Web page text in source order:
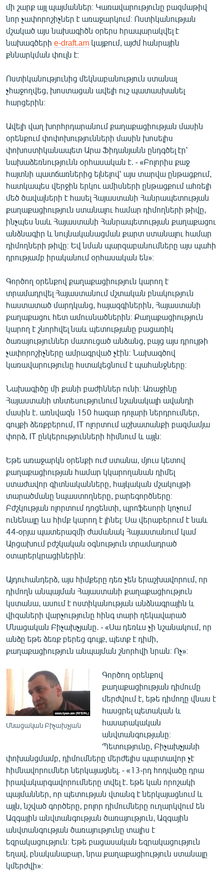
Русский
ՀԵՏԵՎԵՔ ՄԵԶ
«Ազատության» բոլոր կայքերը
մի շարք այլ պայմաններ։ Կառավարությունը բազմաթիվ
նոր չափորոշիչներ է առաջարկում։ Ոստիկանության
մշակած այս նախագիծն օրերս հրապարակվել է
նախագծերի e-draft.am կայքում, այժմ հանրային
քննարկման փուլն է։
Ոստիկանությունից մեկնաբանություն ստանալ
չհաջողվեց, խոստացան ավելի ուշ պատասխանել
հարցերին։
Ավելի վաղ խորհրդարանում քաղաքացիության մասին
օրենքում փոփոխությունների մասին խոսելիս
փոխոստիկանապետ Արա Ֆիդանյանն ընդգծել էր՝
նախաձեռնությունն օրհասական է. - «Բոլորիս քաջ
հայտնի պատճառներից ելնելով՝ այս տարվա ընթացքում,
հատկապես վերջին երկու ամիսների ընթացքում ահռելի
մեծ ծավալների է հասել Հայաստանի Հանրապետության
քաղաքացիություն ստանալու համար դիմողների թիվը,
ինչպես նաև Հայաստանի Հանրապետության քաղաքացու
անձնագիր և նույնականացման քարտ ստանալու համար
դիմողների թիվը։ Եվ նման պարզաբանումները այս պահի
դրությամբ իրականում օրհասական են»։
Գործող օրենքով քաղաքացիություն կարող է
տրամադրվել Հայաստանում մշտական բնակություն
հաստատած մարդկանց, հայազգիներին, Հայաստանի
քաղաքացու հետ ամուսնածներին։ Քաղաքացիություն
կարող է շնորհվել նաև պետությանը բացառիկ
ծառայություններ մատուցած անձանց, բայց այս դրույթի
չափորոշիչները ամրագրված չէին։ Նախագծով
կառավարությունը հստակեցնում է պահանջները։
Նախագիծը մի քանի բաժիններ ունի։ Առաջինը
Հայաստանի տնտեսությունում նշանակալի ավանդի
մասին է. առնվազն 150 հազար դոլարի ներդրումներ,
գույքի ձեռքբերում, IT ոլորտում աշխատանքի բազմամյա
փորձ, IT ընկերությունների հիմնում և այլն։
Եթե առաջարկն օրենքի ուժ ստանա, մյուս կետով
քաղաքացիության համար կկարողանան դիմել
ստաժավոր գիտնականները, հայկական մշակույթի
տարածմանը նպաստողները, բարեգործները։
Բժշկության ոլորտում դոցենտի, պրոֆեսորի կոչում
ունենալը ևս հիմք կարող է լինել։ Սա վերաբերում է նաև
44-օրյա պատերազմի ժամանակ Հայաստանում կամ
Արցախում բժշկական օգնություն տրամադրած
օտարերկրացիներին։
Այդուհանդերձ, այս հիմքերը դեռ չեն երաշխավորում, որ
դիմողն անպայման Հայաստանի քաղաքացիություն
կստանա, ասում է ոստիկանության անձնագրային և
վիզաների վարչությունը հինգ տարի ղեկավարած
Մնացական Բիչախչյանը. - «Սա դեռևս չի նշանակում, որ
անձը եթե ձեռք բերեց գույք, պետք է դիմի,
քաղաքացիություն անպայման շնորհվի նրան։ Ոչ»։
Մնացական Բիչախչյան
Գործող օրենքով
քաղաքացիության դիմումը
մերժվում է, եթե դիմողը վնաս է
հասցրել պետական և
հասարակական
անվտանգությանը։
Պետությունը, Բիչախչյանի
փոխանցմամբ, դիմումները մերժելիս պարտավոր չէ
հիմնավորումներ ներկայացնել. - «13-րդ հոդվածը դրա
իրավակարգավորումները տվել է. եթե կան որոշակի
պայմաններ, որ պետության վտանգ է ներկայացնում և
այլն, նշված գործերը, բոլոր դիմումները ուղարկվում են
Ազգային անվտանգության ծառայություն, Ազգային
անվտանգության ծառայությունը տալիս է
եզրակացություն։ Եթե բացասական եզրակացություն
եղավ, բնականաբար, նրա քաղաքացիություն ստանալը
կմերժվի»։